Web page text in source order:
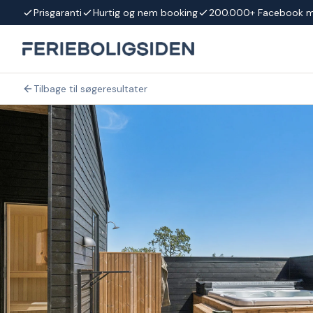
Spring til indhold
Prisgaranti Hurtig og nem booking 200.000+ Facebook
Tilbage til søgeresultater